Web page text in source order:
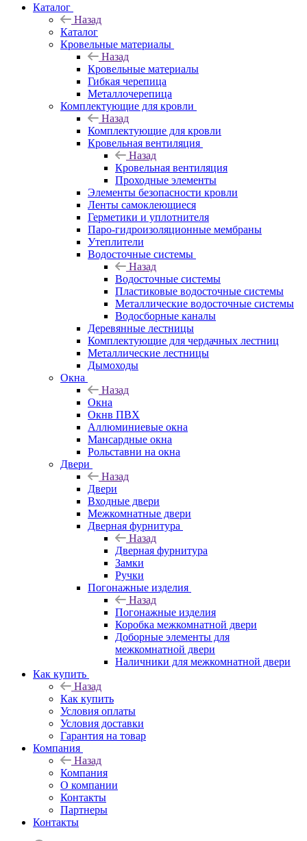
Каталог
Назад
Каталог
Кровельные материалы
Назад
Кровельные материалы
Гибкая черепица
Металлочерепица
Комплектующие для кровли
Назад
Комплектующие для кровли
Кровельная вентиляция
Назад
Кровельная вентиляция
Проходные элементы
Элементы безопасности кровли
Ленты самоклеющиеся
Герметики и уплотнителя
Паро-гидроизоляционные мембраны
Утеплители
Водосточные системы
Назад
Водосточные системы
Пластиковые водосточные системы
Металлические водосточные системы
Водосборные каналы
Деревянные лестницы
Комплектующие для чердачных лестниц
Металлические лестницы
Дымоходы
Окна
Назад
Окна
Окнв ПВХ
Аллюминиевые окна
Мансардные окна
Рольставни на окна
Двери
Назад
Двери
Входные двери
Межкомнатные двери
Дверная фурнитура
Назад
Дверная фурнитура
Замки
Ручки
Погонажные изделия
Назад
Погонажные изделия
Коробка межкомнатной двери
Доборные элементы для
межкомнатной двери
Наличники для межкомнатной двери
Как купить
Назад
Как купить
Условия оплаты
Условия доставки
Гарантия на товар
Компания
Назад
Компания
О компании
Контакты
Партнеры
Контакты